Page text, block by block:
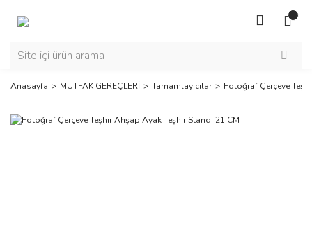
Anasayfa MUTFAK GEREÇLERİ Tamamlayıcılar Fotoğraf Çerçeve